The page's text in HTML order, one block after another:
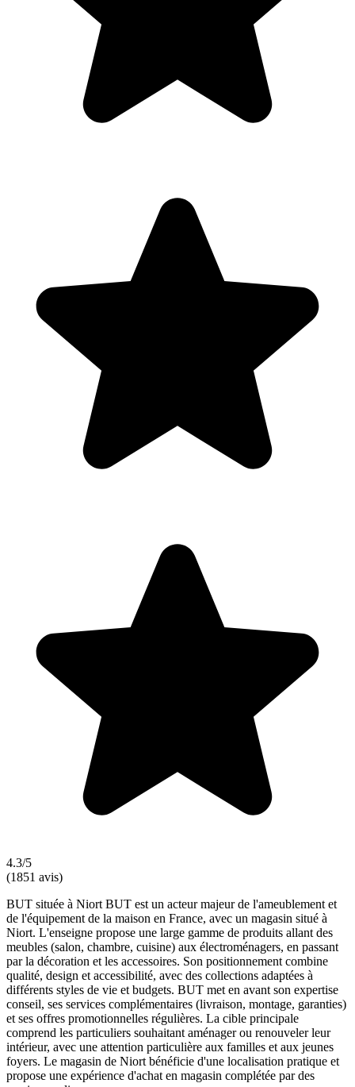
4.3/5
(1851 avis)
BUT située à Niort BUT est un acteur majeur de l'ameublement et
de l'équipement de la maison en France, avec un magasin situé à
Niort. L'enseigne propose une large gamme de produits allant des
meubles (salon, chambre, cuisine) aux électroménagers, en passant
par la décoration et les accessoires. Son positionnement combine
qualité, design et accessibilité, avec des collections adaptées à
différents styles de vie et budgets. BUT met en avant son expertise
conseil, ses services complémentaires (livraison, montage, garanties)
et ses offres promotionnelles régulières. La cible principale
comprend les particuliers souhaitant aménager ou renouveler leur
intérieur, avec une attention particulière aux familles et aux jeunes
foyers. Le magasin de Niort bénéficie d'une localisation pratique et
propose une expérience d'achat en magasin complétée par des